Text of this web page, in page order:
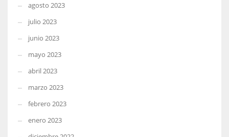
agosto 2023
julio 2023
junio 2023
mayo 2023
abril 2023
marzo 2023
febrero 2023
enero 2023